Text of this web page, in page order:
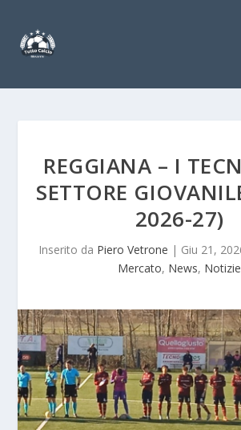
REGGIANA – I
SETTORE
2026-27)
Inserito da Piero Vetrone | Giu 21,
Mercato, News, Notizie